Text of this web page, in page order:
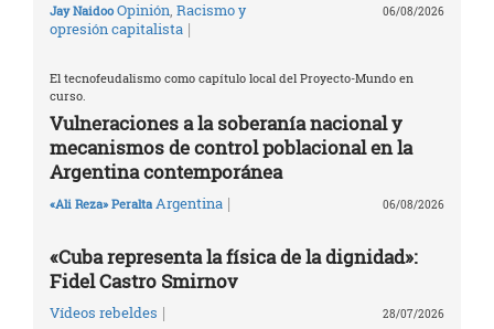
Jay Naidoo Opinión, Racismo y
opresión capitalista |
06/08/2026
El tecnofeudalismo como capítulo local del Proyecto-Mundo en
curso.
Vulneraciones a la soberanía nacional y
mecanismos de control poblacional en la
Argentina contemporánea
«Ali Reza» Peralta Argentina | 06/08/2026
«Cuba representa la física de la dignidad»:
Fidel Castro Smirnov
Vídeos rebeldes | 28/07/2026